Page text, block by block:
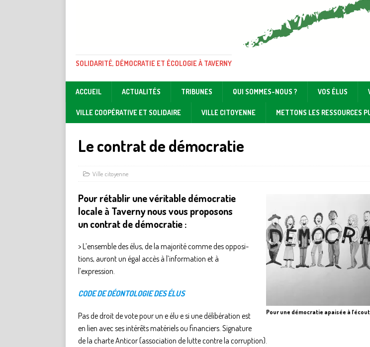
SOLIDARITÉ, DÉMOCRATIE ET ÉCOLOGIE À TAVERNY
ACCUEIL ACTUALITÉS TRIBUNES QUI SOMMES-NOUS ? VOS ÉLUS
VILLE COOPÉRATIVE ET SOLIDAIRE VILLE CITOYENNE METTONS LES RESSOURCES
Le contrat de démocratie
Ville citoyenne
Pour une démocratie apaisée à
Pour rétablir une véritable démocratie
locale à Taverny nous vous proposons
un contrat de démocratie :
> L’ensemble des élus, de la majorité comme des opposi-
tions, auront un égal accès à l’information et à
l’expression.
CODE DE DÉONTOLOGIE DES ÉLUS
Pas de droit de vote pour un·e élu·e si une délibération est
en lien avec ses intérêts matériels ou financiers. Signature
de la charte Anticor (association de lutte contre la corruption).